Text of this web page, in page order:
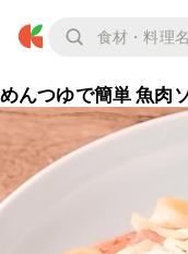
めんつゆで簡単 魚肉